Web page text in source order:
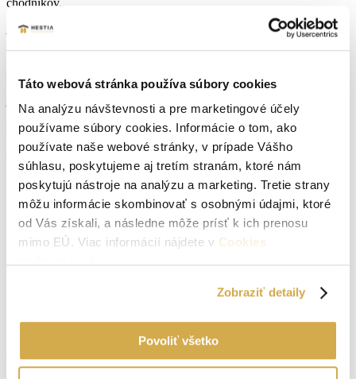
Táto webová stránka používa súbory cookies
Na analýzu návštevnosti a pre marketingové účely
používame súbory cookies. Informácie o tom, ako
používate naše webové stránky, v prípade Vášho
súhlasu, poskytujeme aj tretím stranám, ktoré nám
poskytujú nástroje na analýzu a marketing. Tretie strany
môžu informácie skombinovať s osobnými údajmi, ktoré
od Vás získali, a následne môže prísť k ich prenosu
mimo EÚ. Viac informácií nájdete v Cookies
Zobraziť detaily
Povoliť všetko
Ak Vás ponuka zaujala a máte záujem o bližšie informácie
realitnou kanceláriou, vrátane právneho servisu a všetkých
Parametre nehnuteľnosti
Typ:Predaj
Úžitková plocha:651 m2
Druh: chata, chalupa
Zastavaná plocha:510 m2